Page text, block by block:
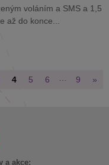
voláním a SMS a 1,5
až do konce...
4 5 6 9 »
a akce: